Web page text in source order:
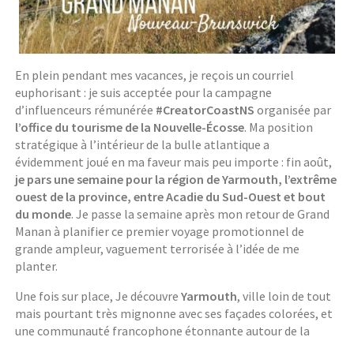
En plein pendant mes vacances, je reçois un courriel
euphorisant : je suis acceptée pour la campagne
d’influenceurs rémunérée #CreatorCoastNS organisée par
l’office du tourisme de la Nouvelle-Écosse. Ma position
stratégique à l’intérieur de la bulle atlantique a
évidemment joué en ma faveur mais peu importe : fin août,
je pars une semaine pour la région de Yarmouth, l’extrême
ouest de la province, entre Acadie du Sud-Ouest et bout
du monde. Je passe la semaine après mon retour de Grand
Manan à planifier ce premier voyage promotionnel de
grande ampleur, vaguement terrorisée à l’idée de me
planter.
Une fois sur place, Je découvreYarmouth, ville loin de tout
mais pourtant très mignonne avec ses façades colorées, et
une communauté francophone étonnante autour de la